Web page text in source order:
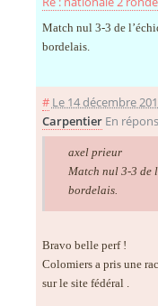
Match nul 3-3 de
bordelais.
# Le 14 décembre
Carpentier En
axel prieur
Match nul 3-3 de
bordelais.
Bravo belle perf !
Colomiers a pris une
sur le site fédéral .